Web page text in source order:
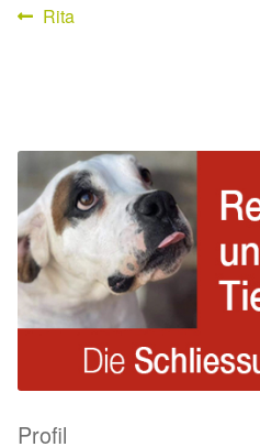
Beitragsnavigation
Vorheriger
Rita
Profil